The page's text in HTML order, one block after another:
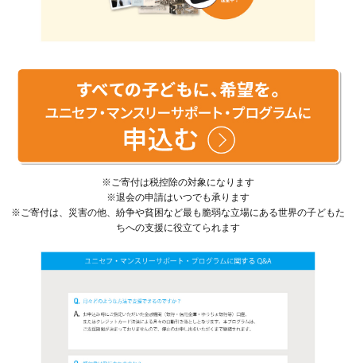
※ご寄付は税控除の対象になります
※退会の申請はいつでも承ります
※ご寄付は、災害の他、紛争や貧困など最も脆弱な立場にある世界の子どもた
ちへの支援に役立てられます